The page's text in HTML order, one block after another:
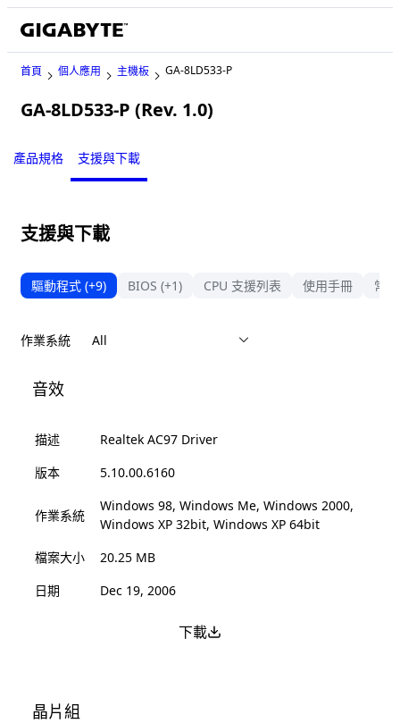
首頁 個人應用 主機板 GA-8LD533-P
GA-8LD533-P (Rev. 1.0)
產品規格 支援與下載
支援與下載
驅動程式 (+9) BIOS (+1) CPU 支援列表 使用手冊 常
作業系統
音效
描述
Realtek AC97 Driver
版本
5.10.00.6160
作業系統
Windows 98, Windows Me, Windows 2000,
Windows XP 32bit, Windows XP 64bit
檔案大小
20.25 MB
日期
Dec 19, 2006
下載
晶片組